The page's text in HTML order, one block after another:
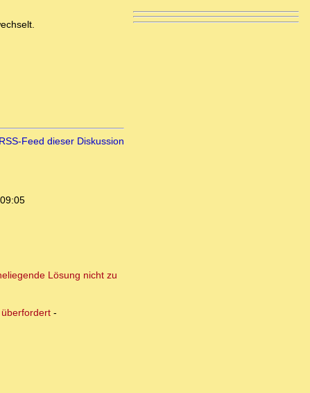
RSS-Feed dieser Diskussion
Lösung nicht zu
-